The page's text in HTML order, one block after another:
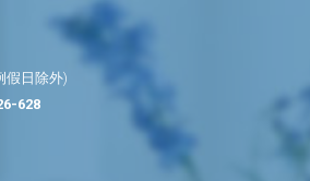
假日除外)
628